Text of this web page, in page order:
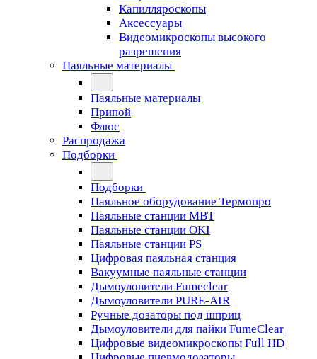
Капилляроскопы
Аксессуары
Видеомикроскопы высокого
разрешения
Паяльные материалы
Паяльные материалы
Припой
Флюс
Распродажа
Подборки
Подборки
Паяльное оборудование Термопро
Паяльные станции MBT
Паяльные станции OKI
Паяльные станции PS
Цифровая паяльная станция
Вакуумные паяльные станции
Дымоуловители Fumeclear
Дымоуловители PURE-AIR
Ручные дозаторы под шприц
Дымоуловители для пайки FumeClear
Цифровые видеомикроскопы Full HD